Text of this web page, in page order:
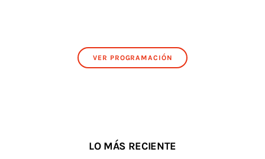
VER PROGRAMACIÓN
LO MÁS RECIENTE